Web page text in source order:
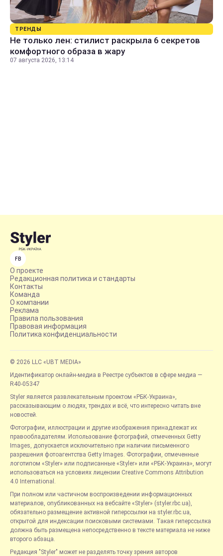
ТРЕНДЫ
Не только лен: стилист раскрыла 6 секретов
комфортного образа в жару
07 августа 2026, 13:14
FB
О проекте
Редакционная политика и стандарты
Контакты
Команда
О компании
Реклама
Правила пользования
Правовая информация
Политика конфиденциальности
© 2026 LLC «UBT MEDIA»
Идентификатор онлайн-медиа в Реестре субъектов в сфере медиа —
R40-05347
Styler является развлекательным проектом «РБК-Украина»,
рассказывающим о людях, трендах и всё, что интересно читать вне
новостей.
Фотографии, иллюстрации и другие изображения принадлежат их
правообладателям. Использование фотографий, отмеченных Getty
Images, допускается исключительно при наличии письменного
разрешения фотоагентства Getty Images. Фотографии, отмеченные
логотипом «Styler» или подписанные «Styler» или «РБК-Украина», могут
использоваться на условиях лицензии Creative Commons Attribution
4.0 International.
При полном или частичном воспроизведении информационных
материалов, опубликованных на вебсайте «Styler» (styler.rbc.ua),
обязательно размещение активной гиперссылки на styler.rbc.ua,
открытой для индексации поисковыми системами. Такая гиперссылка
должна быть размещена непосредственно в тексте материала не ниже
второго абзаца.
Редакция "Styler" может не разделять точку зрения авторов